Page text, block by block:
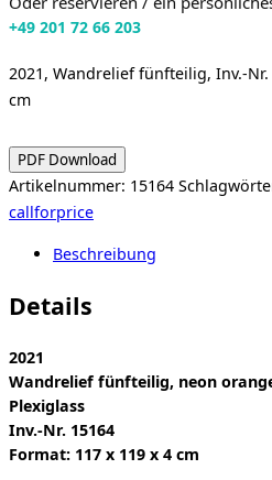
+49 201 72 66 203
2021, Wandrelief fünfteilig, Inv.-
cm
PDF Download
Artikelnummer: 15164
callforprice
Beschreibung
Details
2021
Wandrelief fünfteilig, neon
Plexiglass
Inv.-Nr. 15164
Format: 117 x 119 x 4 cm